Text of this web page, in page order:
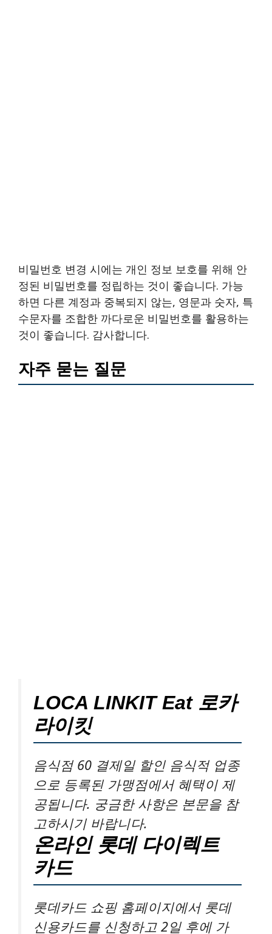
비밀번호 변경 시에는 개인 정보 보호를 위해 안
정된 비밀번호를 정립하는 것이 좋습니다. 가능
하면 다른 계정과 중복되지 않는, 영문과 숫자, 특
수문자를 조합한 까다로운 비밀번호를 활용하는
것이 좋습니다. 감사합니다.
자주 묻는 질문
LOCA LINKIT Eat 로카
라이킷
음식점 60 결제일 할인 음식적 업종
으로 등록된 가맹점에서 혜택이 제
공됩니다. 궁금한 사항은 본문을 참
고하시기 바랍니다.
온라인 롯데 다이렉트
카드
롯데카드 쇼핑 홈페이지에서 롯데
신용카드를 신청하고 2일 후에 가